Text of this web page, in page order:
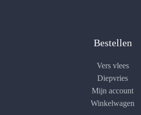
Bestellen
Vers vlees
Diepvries
Mijn account
Winkelwagen